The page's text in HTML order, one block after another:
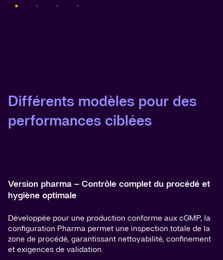
Différents modèles pour des
performances ciblées
Version pharma – Contrôle complet du procédé et
hygiène optimale
Développée pour une production conforme aux cGMP, la
configuration Pharma permet une inspection totale de la
zone de procédé, garantissant nettoyabilité, confinement
et exigences de validation.